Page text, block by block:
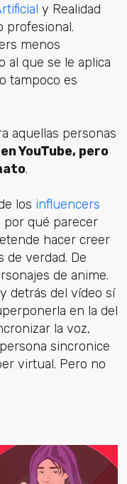
y Realidad
profesional.
menos
al que se le aplica
tampoco es
aquellas personas
YouTube, pero
.
los influencers
por qué parecer
hacer creer
de verdad. De
de anime.
detrás del vídeo sí
en la del
la voz,
sincronice
virtual. Pero no